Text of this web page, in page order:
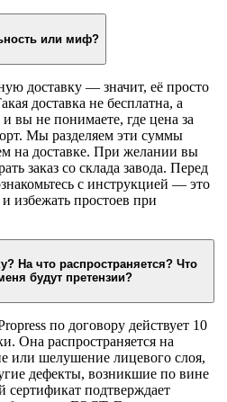
или миф?
доставку — значит, её просто
доставка не бесплатна, а
вы не понимаете, где цена за
Мы разделяем эти суммы
на доставке. При желании вы
заказ со склада завода. Перед
с инструкцией — это
избежать простоев при
На что распространяется? Что
будут претензии?
по договору действует 10
Она распространяется на
или шелушение лицевого слоя,
дефекты, возникшие по вине
сертификат подтверждает